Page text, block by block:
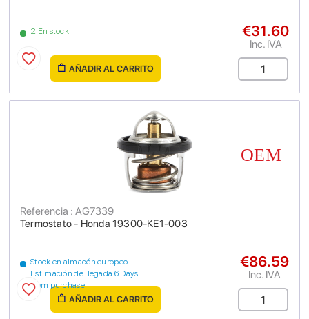
2 En stock €31.60
Inc. IVA
AÑADIR AL CARRITO
Termostato - Honda 19300-KE1-003
Referencia : AG7339
Stock en almacén europeo
Estimación de llegada 6 Days
from purchase
€86.59
Inc. IVA
AÑADIR AL CARRITO